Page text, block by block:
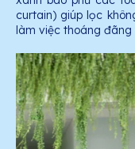
curtain) giúp lọc
làm việc thoáng